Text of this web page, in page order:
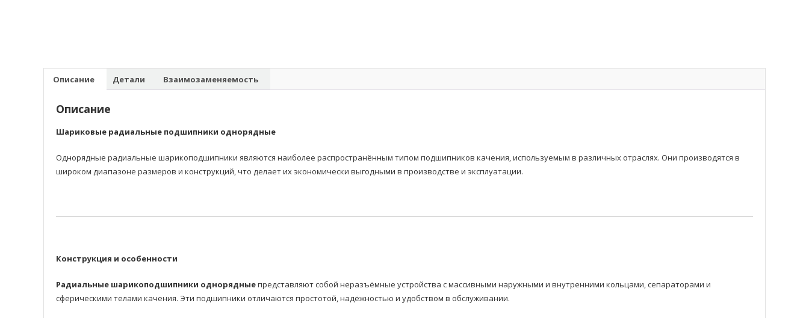
Описание Детали Взаимозаменяемость
Описание
Шариковые радиальные подшипники однорядные
Однорядные радиальные шарикоподшипники являются наиболее распространённым типом подшипников качения, используемым в различных отраслях. Они производятся в
широком диапазоне размеров и конструкций, что делает их экономически выгодными в производстве и эксплуатации.
Конструкция и особенности
Радиальные шарикоподшипники однорядныепредставляют собой неразъёмные устройства с массивными наружными и внутренними кольцами, сепараторами и
сферическими телами качения. Эти подшипники отличаются простотой, надёжностью и удобством в обслуживании.